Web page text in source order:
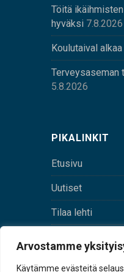
Arvostamme
Käytämme evästeitä
Töitä
hyväksi 7.8.2026
Koulutaival
Terveysaseman
5.8.2026
PIKALINKIT
Etusivu
Uutiset
Tilaa lehti